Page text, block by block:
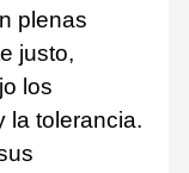
plenas
justo,
los
la tolerancia.